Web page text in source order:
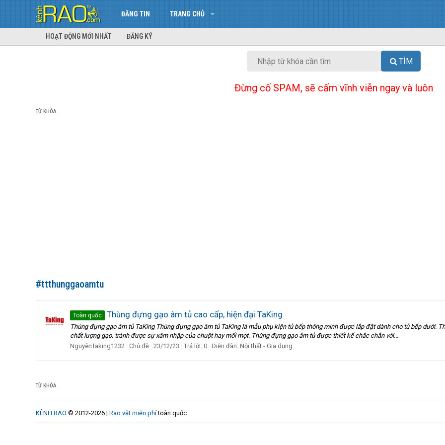
ĐĂNG TIN TRANG CHỦ
HOẠT ĐỘNG MỚI NHẤT ĐĂNG KÝ
TÌM
Đừng cố SPAM, sẽ cấm vĩnh viễn ngay và luôn
TỪ KHÓA
#ttthunggaoamtu
Toàn quốc Thùng đựng gạo âm tủ cao cấp, hiện đại TaKing
Thùng đựng gạo âm tủ TaKing Thùng đựng gạo âm tủ TaKing là mẫu phụ kiện tủ bếp thông minh được lắp đặt dành cho tủ bếp dưới.
chất lượng gạo, tránh được sự xâm nhập của chuột hay mối mọt. Thùng đựng gạo âm tủ được thiết kế chắc chắn với...
NguyênTaking1232
Chủ đề 23/12/23 Trả lời: 0 Diễn đàn: Nội thất - Gia dụng
TỪ KHÓA
KÊNH RAO © 2012-2026 | Rao vặt miễn phítoàn quốc